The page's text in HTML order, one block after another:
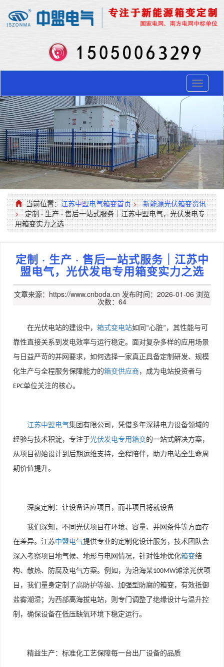
Toggle
当前位置：江苏中盟电气箱变首页 >
新能源光伏箱变资讯
> 定制 · 生产 · 售后一站式服务｜江苏中盟电气，光伏发电专
用箱变实力之选
定制 · 生产 · 售后一站式服务｜江苏中
盟电气，光伏发电专用箱变实力之选
文章来源：https://www.cnboda.cn 发布时间：2026-01-06 浏览
次数：64
在光伏电站的建设中， 箱式变电站如同 “心脏” ，其性能与可
靠性直接关系到发电效率与运行稳定。面对复杂多样的应用场景
与日益严苛的并网要求，如何选择一家真正具备定制研发、规模
化生产与全程服务保障能力的箱变供应商，成为电站投资者与
EPC单位关注的核心。
江苏中盟电气集团有限公司，凭借多年深耕电力设备领域的
经验与技术积淀，专注于光伏发电专用箱变的一站式解决方案，
从项目初始设计到后期运维支持，全程陪伴，助力电站全生命周
期价值提升。
深度定制：让设备适应项目，而非项目将就设备
我们深知，不同光伏项目在环境、容量、并网条件等方面存
在差异。江苏中盟电气提供专业的定制化设计服务，技术团队会
深入考察项目地气候、地形与电网情况，针对性地优化箱变结
构、散热、防腐及电气方案。例如，为沿海某100MW滩涂光伏项
目，我们量身定制了高防护等级、加强型防腐的箱变，有效抵御
盐雾潮湿；为西部高海拔电站，则专门调整了绝缘设计与温升控
制，确保设备在低压缺氧环境下稳定运行。
精益生产：标准化工艺保障每一台出厂设备的品质